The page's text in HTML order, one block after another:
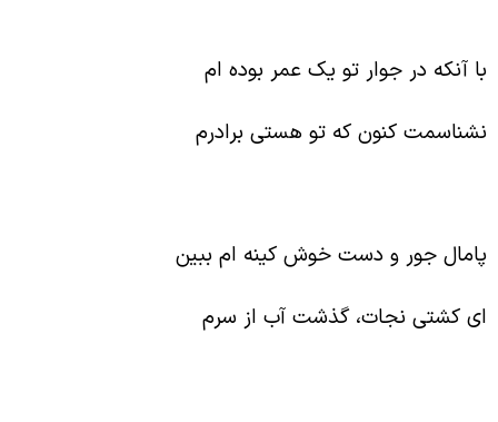
آنکه در جوار تو یک عمر بوده ام
کنون که تو هستی برادرم
جور و دست خوش کینه ام ببین
کشتی نجات، گذشت آب از سرم